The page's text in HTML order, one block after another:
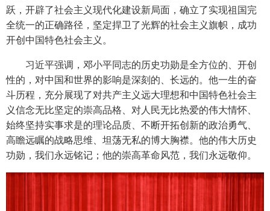
跃，开辟了社会主义现代化建设新局面，确立了实现祖国完
全统一的正确路径，坚定捍卫了光辉的社会主义旗帜，成功
开创中国特色社会主义。
习近平强调，邓小平同志的历史功勋是全方位的、开创
性的，对中国和世界的影响是深刻的、长远的。他一生的奋
斗历程，充分展现了对共产主义远大理想和中国特色社会主
义信念无比坚定的崇高品格、对人民无比热爱的伟大情怀、
始终坚持实事求是的理论品质、不断开拓创新的政治勇气、
高瞻远瞩的战略思维、坦荡无私的博大胸襟。他的伟大历史
功勋，我们永远铭记；他的崇高革命风范，我们永远敬仰。